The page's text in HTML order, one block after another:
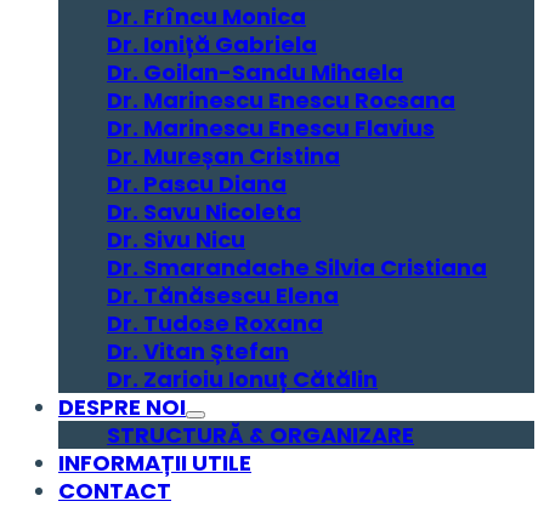
Dr. Frîncu Monica
Dr. Ioniță Gabriela
Dr. Goilan-Sandu Mihaela
Dr. Marinescu Enescu Rocsana
Dr. Marinescu Enescu Flavius
Dr. Mureșan Cristina
Dr. Pascu Diana
Dr. Savu Nicoleta
Dr. Sivu Nicu
Dr. Smarandache Silvia Cristiana
Dr. Tănăsescu Elena
Dr. Tudose Roxana
Dr. Vitan Ștefan
Dr. Zarioiu Ionuț Cătălin
DESPRE NOI
STRUCTURĂ & ORGANIZARE
INFORMAȚII UTILE
CONTACT